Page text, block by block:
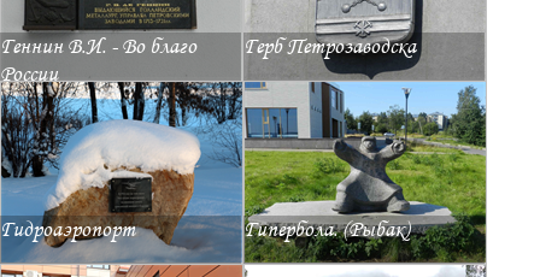
Геннин В.И. - Во благо
России
Герб Петрозаводска
Гидроаэропорт Гипербола. (Рыбак)